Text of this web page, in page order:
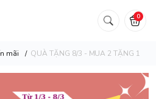
0
mãi / QUÀ TẶNG 8/3 - MUA 2 TẶNG 1